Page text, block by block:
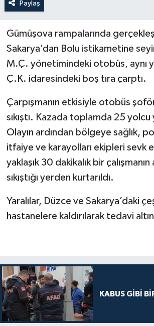
Paylaş
Gümüşova rampalarında
Sakarya’dan Bolu istikametine
M.Ç. yönetimindeki otobüs, aynı
Ç.K. idaresindeki boş tıra çarptı.
Çarpışmanın etkisiyle otobüs
sıkıştı. Kazada toplamda 25 yolcu
Olayın ardından bölgeye sağlık,
itfaiye ve karayolları ekipleri sevk
yaklaşık 30 dakikalık bir çalışmanın
sıkıştığı yerden kurtarıldı.
Yaralılar, Düzce ve Sakarya’daki
hastanelere kaldırılarak tedavi
KABUS GİBİ